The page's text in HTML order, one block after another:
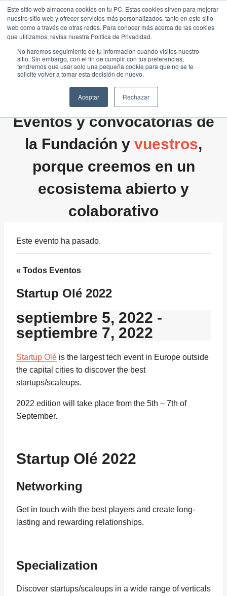
Este sitio web almacena cookies en tu PC. Estas cookies sirven para mejorar
nuestro sitio web y ofrecer servicios más personalizados, tanto en este sitio
web como a través de otras redes. Para conocer más acerca de las cookies
que utilizamos, revisa nuestra Política de Privacidad.
No haremos seguimiento de tu información cuando visites nuestro
sitio. Sin embargo, con el fin de cumplir con tus preferencias,
tendremos que usar solo una pequeña cookie para que no se te
solicite volver a tomar esta decisión de nuevo.
Aceptar Rechazar
Saltar
contenido
Eventos y convocatorias de
la Fundación y vuestros,
porque creemos en un
ecosistema abierto y
colaborativo
Este evento ha pasado.
« Todos Eventos
Startup Olé 2022
septiembre 5, 2022 -
septiembre 7, 2022
Startup Olé is the largest tech event in Europe outside
the capital cities to discover the best
startups/scaleups.
2022 edition will take place from the 5th – 7th of
September.
Startup Olé 2022
Networking
Get in touch with the best players and create long-
lasting and rewarding relationships.
Specialization
Discover startups/scaleups in a wide range of verticals
Traducir »